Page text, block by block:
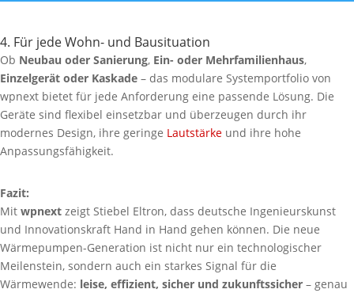
4. Für jede Wohn- und Bausituation
Ob Neubau oder Sanierung, Ein- oder Mehrfamilienhaus,
Einzelgerät oder Kaskade – das modulare Systemportfolio von
wpnext bietet für jede Anforderung eine passende Lösung. Die
Geräte sind flexibel einsetzbar und überzeugen durch ihr
modernes Design, ihre geringe Lautstärke und ihre hohe
Anpassungsfähigkeit.
Fazit:
Mit wpnext zeigt Stiebel Eltron, dass deutsche Ingenieurskunst
und Innovationskraft Hand in Hand gehen können. Die neue
Wärmepumpen-Generation ist nicht nur ein technologischer
Meilenstein, sondern auch ein starkes Signal für die
Wärmewende: leise, effizient, sicher und zukunftssicher – genau